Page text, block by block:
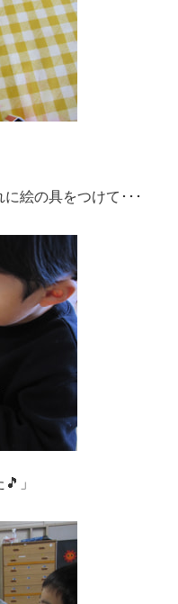
絵の具をつけて･･･
」